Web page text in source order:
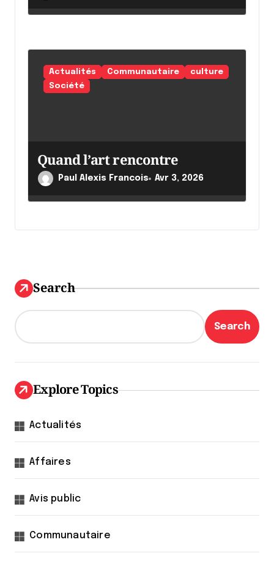
Actualités Communautaire
culture
Société
Quand l’art rencontre
Paul Alexis Francois Avr 3, 2026
Search
Search
Explore Topics
Actualités
Affaires
Avis public
Communautaire